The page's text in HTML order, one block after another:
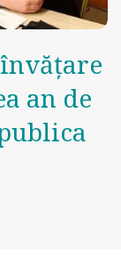
an de